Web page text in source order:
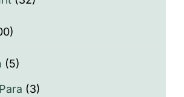
(5)
(3)